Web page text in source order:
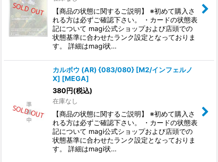
【商品の状態に関するご説明】 ※初めて購入さ
れる方は必ずご確認下さい。 ・カードの状態表
記について magi公式ショップおよび店頭での
状態基準に合わせたランク設定となっておりま
す。 詳細はmagi状…
カルボウ (AR) {083/080} [M2/インフェルノ
X] [MEGA]
380円(税込)
在庫なし
【商品の状態に関するご説明】 ※初めて購入さ
れる方は必ずご確認下さい。 ・カードの状態表
記について magi公式ショップおよび店頭での
状態基準に合わせたランク設定となっておりま
す。 詳細はmagi状…